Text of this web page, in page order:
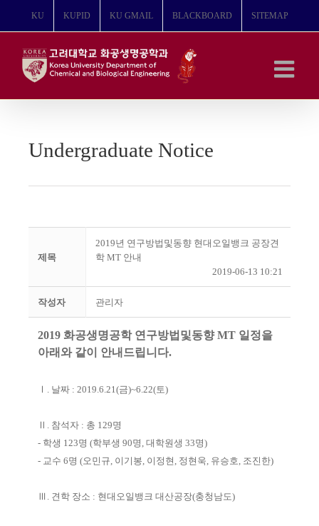
뛰
KU KUPID KU GMAIL BLACKBOARD SITEMAP
Undergraduate Notice
제목
2019년 연구방법및동향 현대오일뱅크 공장견
학 MT 안내
2019-06-13 10:21
작성자 관리자
2019 화공생명공학 연구방법및동향MT 일정을
아래와 같이 안내드립니다.
Ⅰ . 날짜 : 2019.6.21(금)~6.22(토)
Ⅱ . 참석자 : 총 129명
- 학생 123명 (학부생 90명 , 대학원생 33명)
- 교수 6명 (오민규, 이기봉, 이정현 , 정현욱, 유승호, 조진한)
Ⅲ . 견학 장소 : 현대오일뱅크 대산공장(충청남도)